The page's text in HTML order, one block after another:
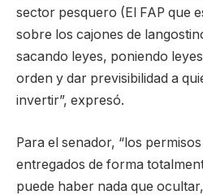
sector pesquero (El FAP que
sobre los cajones de
sacando leyes, poniendo
orden y dar previsibilidad a
invertir”, expresó.
Para el senador, “los
entregados de forma
puede haber nada que